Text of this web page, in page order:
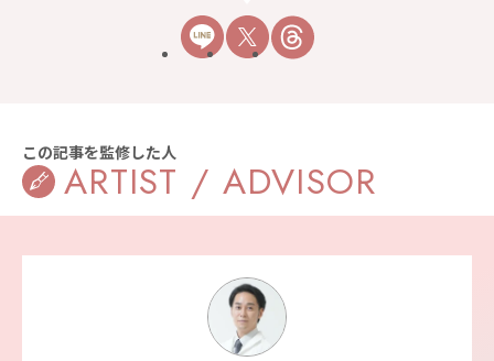
この記事を監修した人
ARTIST / ADVISOR